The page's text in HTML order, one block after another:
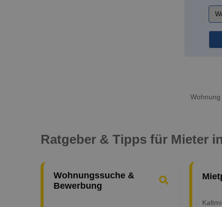
Ratgeber & Tipps für Mieter
Wohnungssuche &
Bewerbung